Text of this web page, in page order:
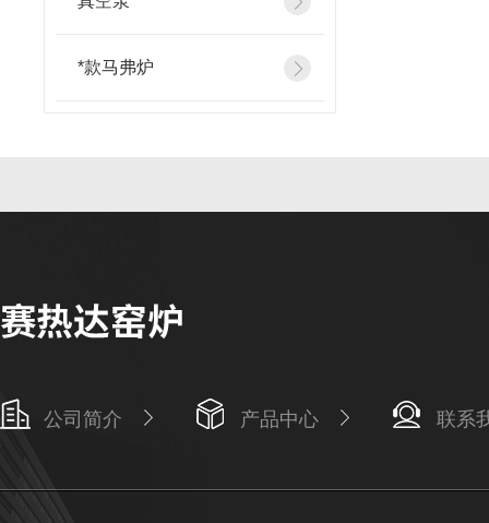
*款马弗炉
公司简介 产品中心 联系